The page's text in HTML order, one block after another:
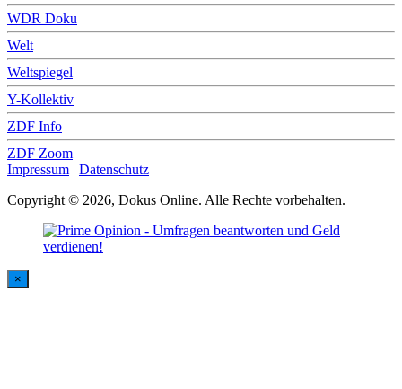
WDR Doku
Welt
Weltspiegel
Y-Kollektiv
ZDF Info
ZDF Zoom
Impressum | Datenschutz
Copyright © 2026, Dokus Online. Alle Rechte vorbehalten.
×